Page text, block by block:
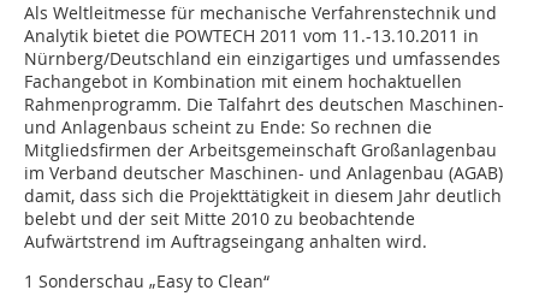
Als Weltleitmesse für mechanische Verfahrenstechnik und
Analytik bietet die POWTECH 2011 vom 11.-13.10.2011 in
Nürnberg/Deutschland ein einzigartiges und umfassendes
Fachangebot in Kombina­tion mit einem hochaktuellen
Rahmenprogramm. Die Talfahrt des deutschen Maschinen-
und Anlagenbaus scheint zu Ende: So rechnen die
Mitgliedsfirmen der Arbeitsgemeinschaft Großanlagenbau
im Verband deutscher Maschinen- und Anlagenbau (AGAB)
damit, dass sich die Projekttätigkeit in diesem Jahr deutlich
belebt und der seit Mitte 2010 zu beobachtende
Aufwärtstrend im Auftragseingang anhalten wird.
1 Sonderschau „Easy to Clean“